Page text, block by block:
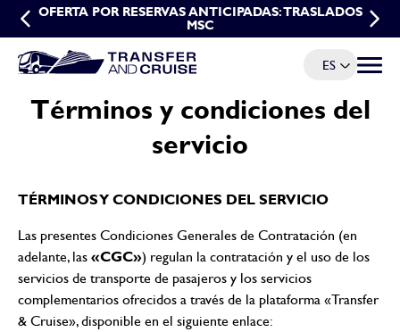
OFERTA DE GRUPO PARA TRASLADOS DE MSC
OFERTA POR RESERVAS ANTICIPADAS: TRASLADOS
MSC
ES Menú
Términos y condiciones del
servicio
TÉRMINOS Y CONDICIONES DEL SERVICIO
Las presentes Condiciones Generales de Contratación (en
adelante, las «CGC») regulan la contratación y el uso de los
servicios de transporte de pasajeros y los servicios
complementarios ofrecidos a través de la plataforma «Transfer
& Cruise», disponible en el siguiente enlace: